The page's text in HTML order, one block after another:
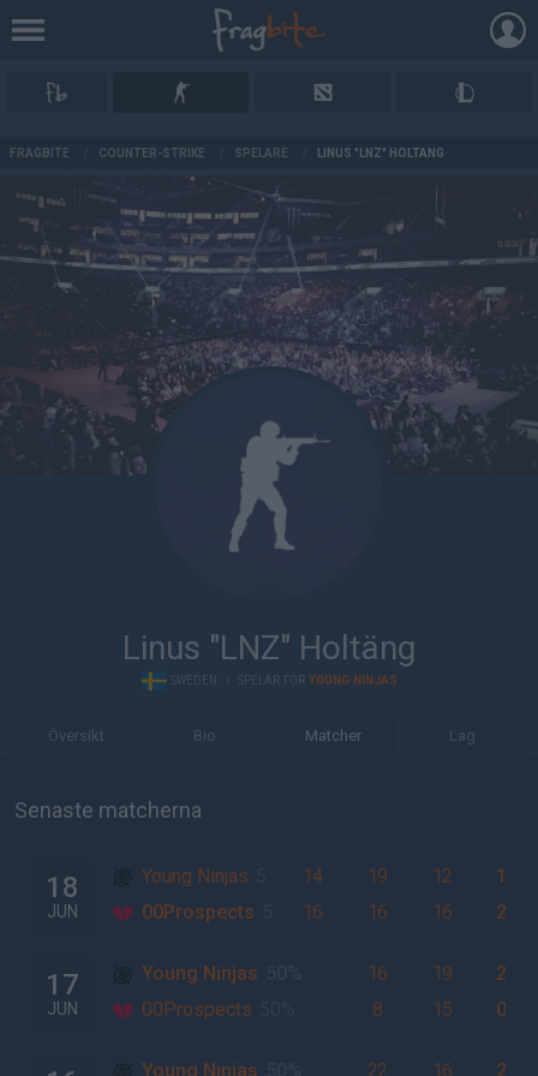
FRAGBITE COUNTER-STRIKE SPELARE LINUS "LNZ" HOLTÄNG
Linus "LNZ" Holtäng
SWEDEN SPELAR FÖR YOUNG NINJAS
Översikt Bio Matcher Lag
Senaste matcherna
18
JUN
Young Ninjas 14 19 12
1
00Prospects
16 16 16 2
17
JUN
Young Ninjas 16 19
2
00Prospects
8 15 0
Young Ninjas 22 16
2